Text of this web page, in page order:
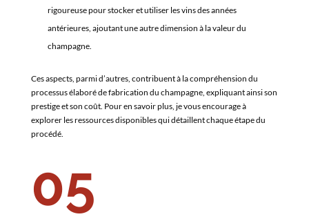
rigoureuse pour stocker et utiliser les vins des années
antérieures, ajoutant une autre dimension à la valeur du
champagne.
Ces aspects, parmi d’autres, contribuent à la compréhension du
processus élaboré de fabrication du champagne, expliquant ainsi son
prestige et son coût. Pour en savoir plus, je vous encourage à
explorer les ressources disponibles qui détaillent chaque étape du
procédé.
05